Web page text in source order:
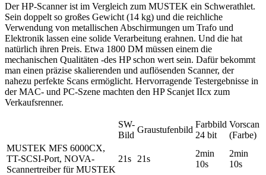
Der HP-Scanner ist im Vergleich zum MUSTEK ein Schwerathlet.
Sein doppelt so großes Gewicht (14 kg) und die reichliche
Verwendung von metallischen Abschirmungen um Trafo und
Elektronik lassen eine solide Verarbeitung erahnen. Und die hat
natürlich ihren Preis. Etwa 1800 DM müssen einem die
mechanischen Qualitäten -des HP schon wert sein. Dafür bekommt
man einen präzise skalierenden und auflösenden Scanner, der
nahezu perfekte Scans ermöglicht. Hervorragende Testergebnisse in
der MAC- und PC-Szene machten den HP Scanjet IIcx zum
Verkaufsrenner.
SW-
Bild
Graustufenbild
Farbbild
24 bit
Vorscan
(Farbe)
MUSTEK MFS 6000CX,
TT-SCSI-Port, NOVA-
Scannertreiber für MUSTEK
21s 21s
2min
10s
2min
10s